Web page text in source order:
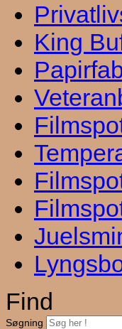
King
Find
Søgning